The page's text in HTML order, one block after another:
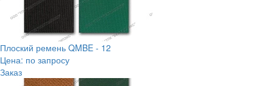
Плоский ремень QMBE - 12
Цена: по запросу
Заказ